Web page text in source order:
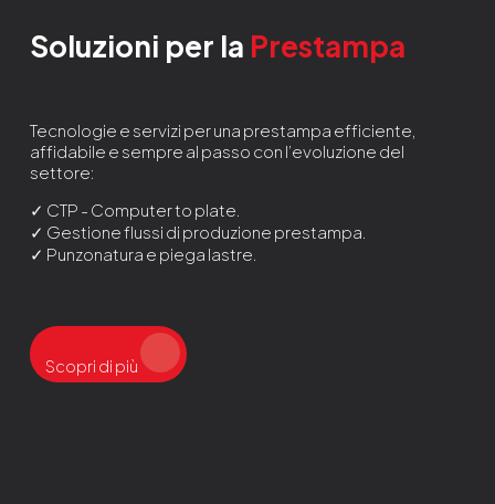
Soluzioni per la Prestampa
Tecnologie e servizi per una prestampa efficiente,
affidabile e sempre al passo con l’evoluzione del
settore:
✓ CTP - Computer to plate.
✓ Gestione flussi di produzione prestampa.
✓ Punzonatura e piega lastre.
Scopri di più